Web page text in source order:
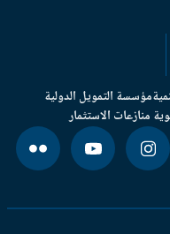
مؤسسة التمويل الدولية
الاستثمار